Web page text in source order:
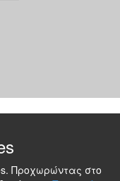
Προχωρώντας στο